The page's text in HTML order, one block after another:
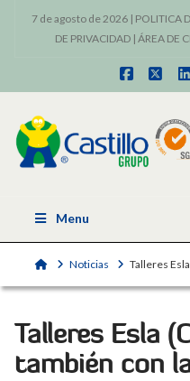
7 de agosto de 2026 | POLITICA
DE PRIVACIDAD| ÁREA DE
X
Menu
HomeNoticias Talleres
Talleres Esla
también con